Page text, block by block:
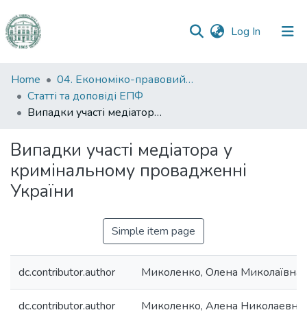
Log In (current)
Communities
&
Collections
Statistics
Home
04. Економіко-правовий факультет
Статті та доповіді ЕПФ
Випадки участі медіатора у кримінальному провадженні України
Випадки участі медіатора у
кримінальному провадженні
України
Simple item page
dc.contributor.author Миколенко, Олена Миколаївна
dc.contributor.author Миколенко, Алена Николаевна